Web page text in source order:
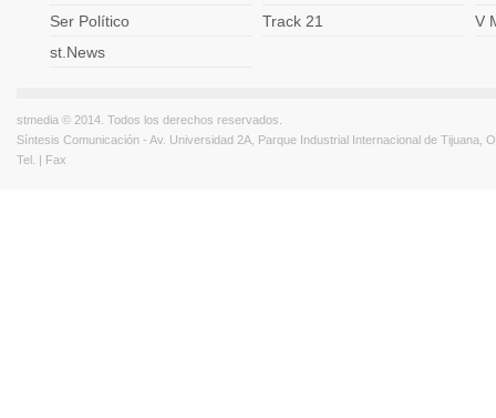
Ser Político
Track 21
V
st.News
stmedia © 2014. Todos los derechos reservados.
Síntesis Comunicación - Av. Universidad 2A, Parque Industrial Internacional de Tijuana,
Tel. | Fax